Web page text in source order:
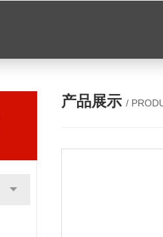
产品展示 /